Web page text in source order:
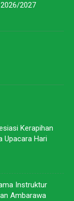
2027
Kerapihan
Upacara Hari
Instruktur
Ambarawa